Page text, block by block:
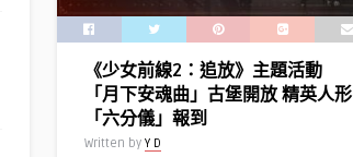
《少女前線2：追放》主題活動
「月下安魂曲」古堡開放 精英人形
「六分儀」報到
Written by Y D